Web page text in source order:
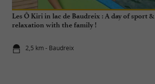
Les Ô Kiri in lac de Baudreix : A day of sport &
relaxation with the family !
2,5 km - Baudreix